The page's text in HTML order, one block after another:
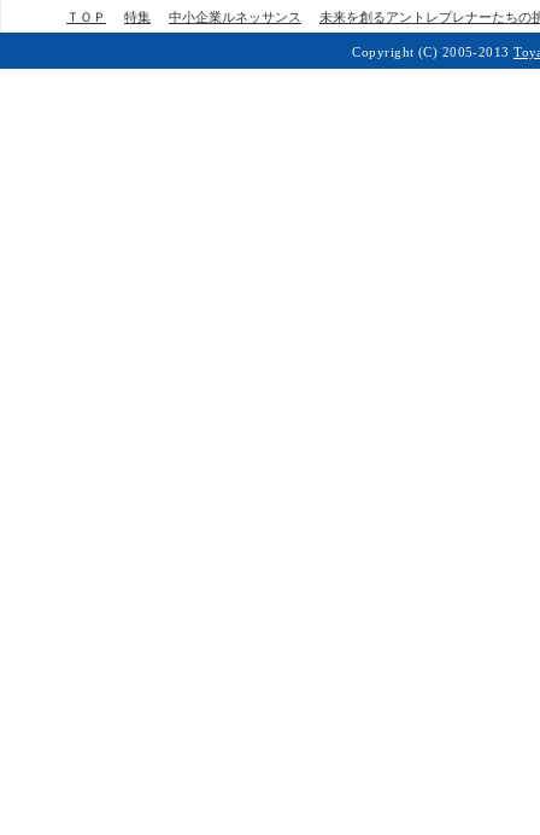
ＴＯＰ 特集 中小企業ルネッサンス 未来を創るアントレプレナーたちの
Copyright (C) 2005-2013